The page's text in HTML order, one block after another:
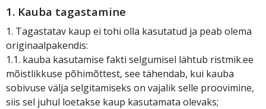
1. Kauba tagastamine
1. Tagastatav kaup ei tohi olla kasutatud ja peab olema
originaalpakendis:
1.1. kauba kasutamise fakti selgumisel lähtub ristmik.ee
mõistlikkuse põhimõttest, see tähendab, kui kauba
sobivuse välja selgitamiseks on vajalik selle proovimine,
siis sel juhul loetakse kaup kasutamata olevaks;